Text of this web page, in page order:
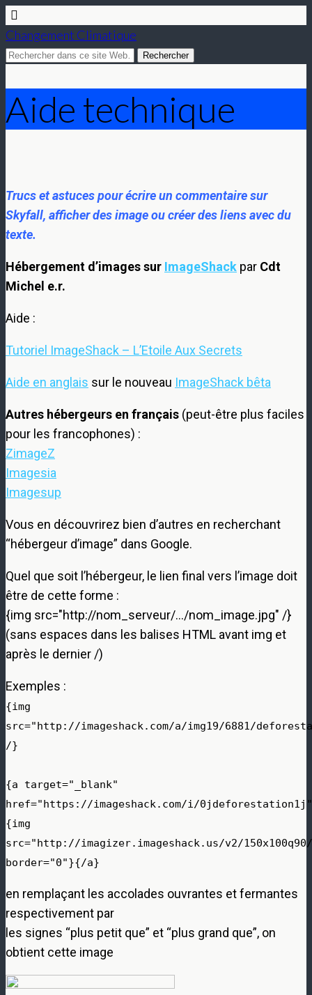
Changement Climatique
Aide technique
Trucs et astuces pour écrire un commentaire sur
Skyfall, afficher des image ou créer des liens avec du
texte.
Hébergement d’images sur ImageShack par Cdt
Michel e.r.
Aide :
Tutoriel ImageShack – L’Etoile Aux Secrets
Aide en anglais sur le nouveau ImageShack bêta
Autres hébergeurs en français (peut-être plus faciles
pour les francophones) :
ZimageZ
Imagesia
Imagesup
Vous en découvrirez bien d’autres en recherchant
“hébergeur d’image” dans Google.
Quel que soit l’hébergeur, le lien final vers l’image doit
être de cette forme :
{img src="http://nom_serveur/…/nom_image.jpg" /}
(sans espaces dans les balises HTML avant img et
après le dernier /)
Exemples :
{img
src="http://imageshack.com/a/img19/6881/
/}
{a target="_blank"
href="https://imageshack.com/i/
{img
src="http://imagizer.imageshack.us/v2/
border="0"}{/a}
en remplaçant les accolades ouvrantes et fermantes
respectivement par
les signes “plus petit que” et “plus grand que”, on
obtient cette image